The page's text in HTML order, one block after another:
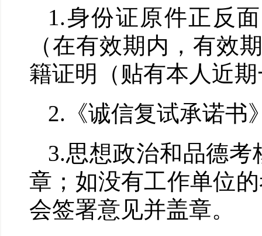
1.身份证原件正反
（在有效期内，有效
籍证明（贴有本人近
2. 《诚信复试承诺书
3.思想政治和品德
章；如没有工作单位
会签署意见并盖章。